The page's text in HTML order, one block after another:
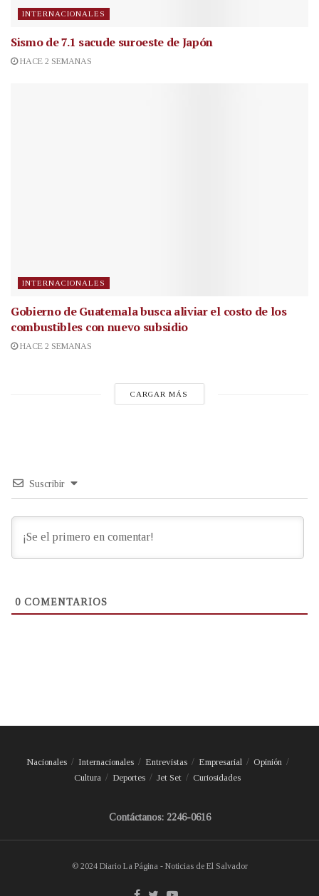
INTERNACIONALES
Sismo de 7.1 sacude suroeste de Japón
HACE 2 SEMANAS
INTERNACIONALES
Gobierno de Guatemala busca aliviar el costo de los
combustibles con nuevo subsidio
HACE 2 SEMANAS
CARGAR MÁS
Suscribir
0 COMENTARIOS
Nacionales Internacionales Entrevistas Empresarial
Opinión
Cultura
Deportes Jet Set Curiosidades
Contáctanos: 2246-0616
© 2024 Diario La Página - Noticias de El Salvador